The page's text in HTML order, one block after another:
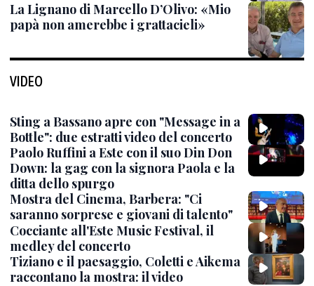
La Lignano di Marcello D’Olivo: «Mio
papà non amerebbe i grattacieli»
VIDEO
Sting a Bassano apre con "Message in a
Bottle": due estratti video del concerto
Paolo Ruffini a Este con il suo Din Don
Down: la gag con la signora Paola e la
ditta dello spurgo
Mostra del Cinema, Barbera: "Ci
saranno sorprese e giovani di talento"
Cocciante all'Este Music Festival, il
medley del concerto
Tiziano e il paesaggio, Coletti e Aikema
raccontano la mostra: il video